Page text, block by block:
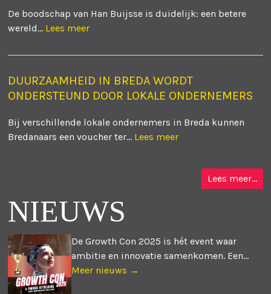
De boodschap van Han Buijsse is duidelijk: een betere
wereld... Lees meer
DUURZAAMHEID IN BREDA WORDT
ONDERSTEUND DOOR LOKALE ONDERNEMERS
Bij verschillende lokale ondernemers in Breda kunnen
Bredanaars een voucher ter... Lees meer
Lees meer...
NIEUWS
De Growth Con 2025 is hét event waar
ambitie en innovatie samenkomen. Een...
Meer nieuws →